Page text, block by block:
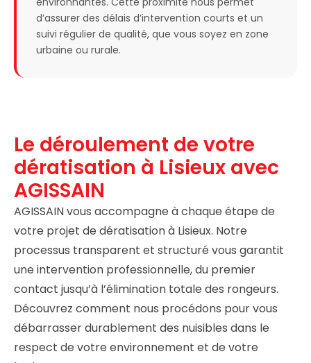
d’assurer des délais d’intervention courts et un
suivi régulier de qualité, que vous soyez en zone
urbaine ou rurale.
Le déroulement de votre
dératisation à Lisieux avec
AGISSAIN
AGISSAIN vous accompagne à chaque étape de
votre projet de dératisation à Lisieux. Notre
processus transparent et structuré vous garantit
une intervention professionnelle, du premier
contact jusqu’à l’élimination totale des rongeurs.
Découvrez comment nous procédons pour vous
débarrasser durablement des nuisibles dans le
respect de votre environnement et de votre